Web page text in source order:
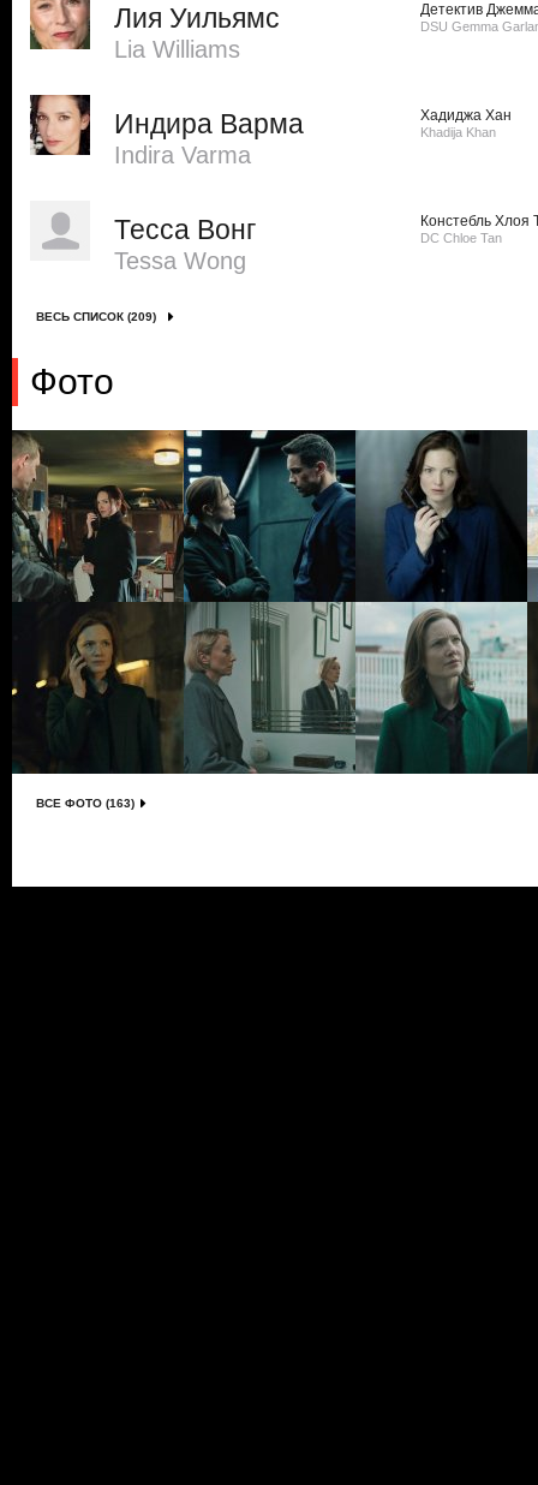
Лия Уильямс
Lia Williams
Детектив
DSU Gemma
Индира Варма
Indira Varma
Хадиджа Хан
Khadija Khan
Тесса Вонг
Tessa Wong
Констебль Хлоя
DC Chloe Tan
ВЕСЬ СПИСОК (209)
Фото
ВСЕ ФОТО (163)